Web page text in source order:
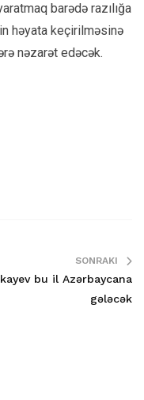
barədə razılığa
həyata keçirilməsinə
nəzarət edəcək.
SONRAKI
bu il Azərbaycana
gələcək